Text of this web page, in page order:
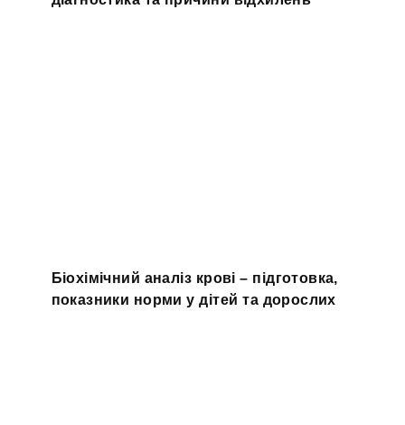
Біохімічний аналіз крові – підготовка,
показники норми у дітей та дорослих